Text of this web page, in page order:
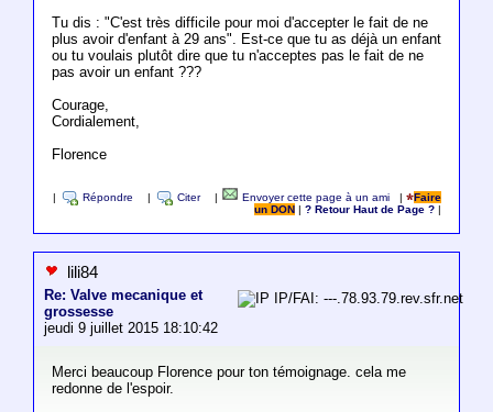
Tu dis : "C'est très difficile pour moi d'accepter le fait de ne
plus avoir d'enfant à 29 ans". Est-ce que tu as déjà un enfant
ou tu voulais plutôt dire que tu n'acceptes pas le fait de ne
pas avoir un enfant ???
Courage,
Cordialement,
Florence
Répondre Citer Envoyer cette page à un ami |
Faire
un DON
|? Retour Haut de Page ?
lili84
Re: Valve mecanique et
grossesse
jeudi 9 juillet 2015 18:10:42
IP/FAI: ---.78.93.79.rev.sfr.net
Merci beaucoup Florence pour ton témoignage. cela me
redonne de l'espoir.